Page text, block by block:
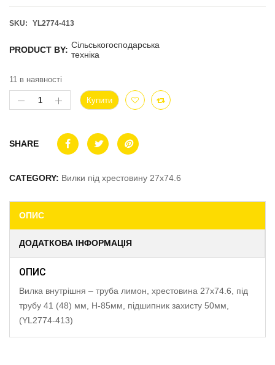
SKU: YL2774-413
PRODUCT BY: Сільськогосподарська
техніка
11 в наявності
Купити
SHARE
CATEGORY: Вилки під хрестовину 27x74.6
ОПИС
ДОДАТКОВА ІНФОРМАЦІЯ
ОПИС
Вилка внутрішня – труба лимон, хрестовина 27х74.6, під
трубу 41 (48) мм, H-85мм, підшипник захисту 50мм,
(YL2774-413)